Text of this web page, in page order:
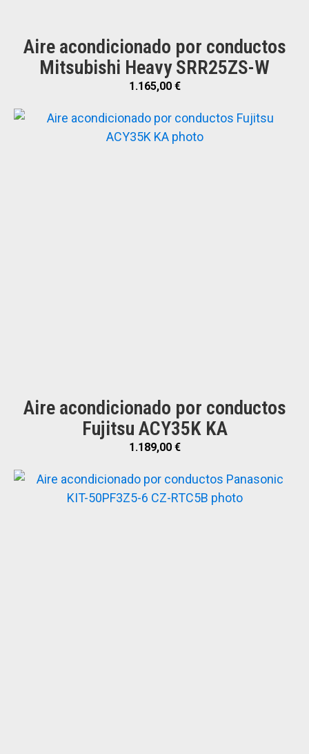
Aire acondicionado por conductos
Mitsubishi Heavy SRR25ZS-W
1.165,00 €
Aire acondicionado por conductos
Fujitsu ACY35K KA
1.189,00 €